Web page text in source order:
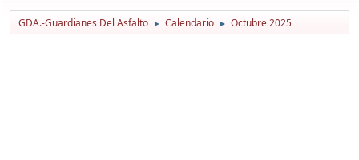
GDA.-Guardianes Del Asfalto ► Calendario ► Octubre 2025